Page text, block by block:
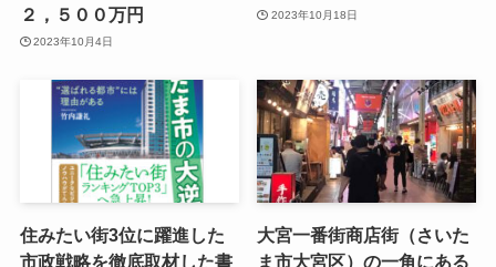
２，５００万円
2023年10月4日
2023年10月18日
住みたい街3位に躍進した
市政戦略を徹底取材した書
大宮一番街商店街（さいた
ま市大宮区）の一角にある